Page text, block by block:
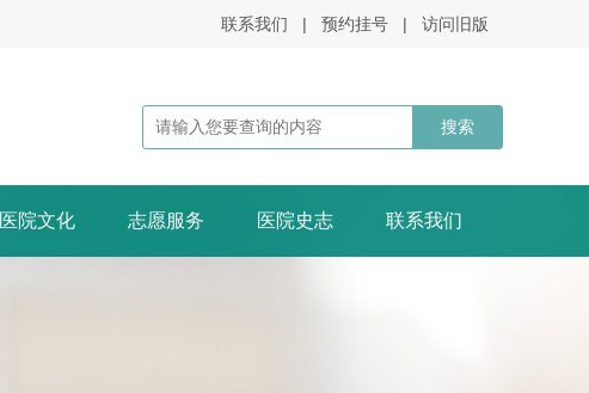
联系我们 | 预约挂号 | 访问旧版
医院文化 志愿服务 医院史志 联系我们